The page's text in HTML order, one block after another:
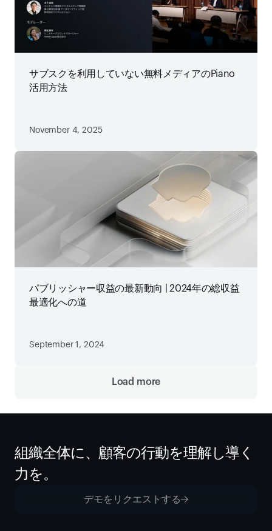
サブスクを利用していない無料メディアのPiano
活用方法
November 4, 2025
パブリッシャー収益の最新動向 | 2024年の総収益
最適化への道
September 1, 2024
Load more
組織全体に、顧客の行動を理解し導く
力を。
デモをリクエストする